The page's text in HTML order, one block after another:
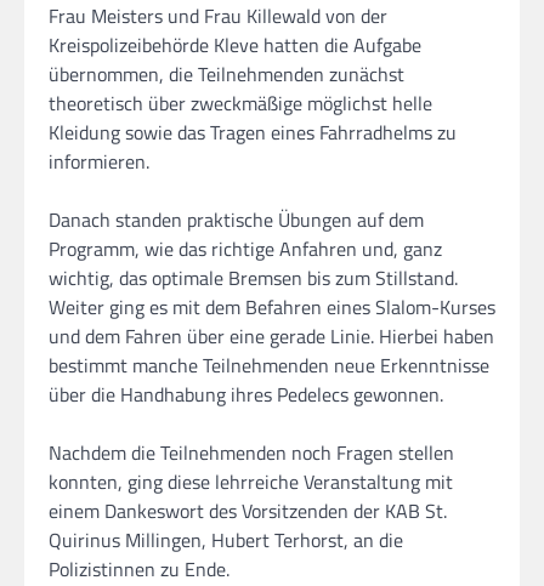
Frau Meisters und Frau Killewald von der
Kreispolizeibehörde Kleve hatten die Aufgabe
übernommen, die Teilnehmenden zunächst
theoretisch über zweckmäßige möglichst helle
Kleidung sowie das Tragen eines Fahrradhelms zu
informieren.
Danach standen praktische Übungen auf dem
Programm, wie das richtige Anfahren und, ganz
wichtig, das optimale Bremsen bis zum Stillstand.
Weiter ging es mit dem Befahren eines Slalom-Kurses
und dem Fahren über eine gerade Linie. Hierbei haben
bestimmt manche Teilnehmenden neue Erkenntnisse
über die Handhabung ihres Pedelecs gewonnen.
Nachdem die Teilnehmenden noch Fragen stellen
konnten, ging diese lehrreiche Veranstaltung mit
einem Dankeswort des Vorsitzenden der KAB St.
Quirinus Millingen, Hubert Terhorst, an die
Polizistinnen zu Ende.